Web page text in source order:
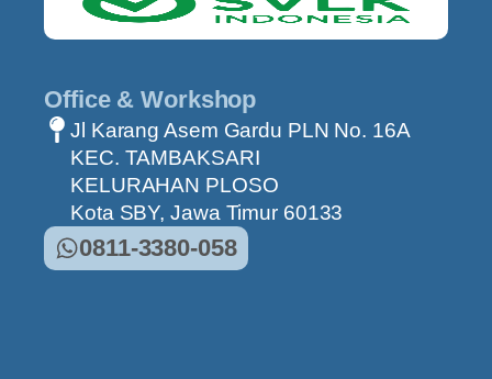
Office & Workshop
Jl Karang Asem Gardu PLN No. 16A
KEC. TAMBAKSARI
KELURAHAN PLOSO
Kota SBY, Jawa Timur 60133
0811-3380-058